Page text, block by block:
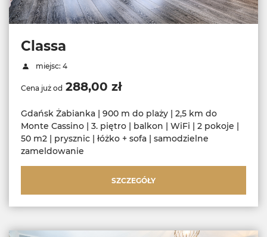
Classa
miejsc: 4
Cena już od 288,00 zł
Gdańsk Żabianka | 900 m do plaży | 2,5 km do
Monte Cassino | 3. piętro | balkon | WiFi | 2 pokoje |
50 m2 | prysznic | łóżko + sofa | samodzielne
zameldowanie
SZCZEGÓŁY